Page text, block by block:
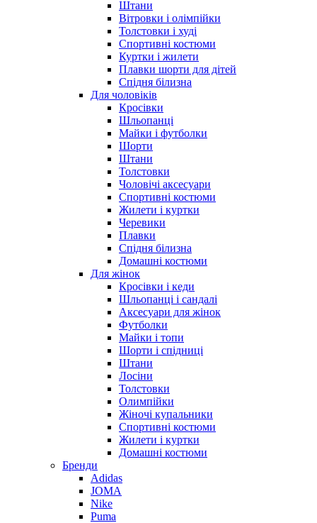
Штани
Вітровки і олімпійки
Толстовки і худі
Спортивні костюми
Куртки і жилети
Плавки шорти для дітей
Спідня білизна
Для чоловіків
Кросівки
Шльопанці
Майки і футболки
Шорти
Штани
Толстовки
Чоловічі аксесуари
Спортивні костюми
Жилети і куртки
Черевики
Плавки
Спідня білизна
Домашні костюми
Для жінок
Кросівки і кеди
Шльопанці і сандалі
Аксесуари для жінок
Футболки
Майки і топи
Шорти і спідниці
Штани
Лосіни
Толстовки
Олимпійки
Жіночі купальники
Спортивні костюми
Жилети і куртки
Домашні костюми
Бренди
Adidas
JOMA
Nike
Puma